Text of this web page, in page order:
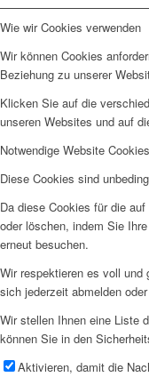
Wie wir Cookies verwenden
Wir können Cookies
Beziehung zu unserer
Klicken Sie auf die
unseren Websites und auf
Notwendige Website Cookies
Diese Cookies sind
Da diese Cookies für die
oder löschen, indem Sie
erneut besuchen.
Wir respektieren es voll und
sich jederzeit abmelden
Wir stellen Ihnen eine Liste
können Sie in den
Aktivieren, damit die